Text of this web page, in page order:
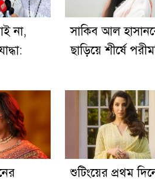
না,
সাকিব আল
ছাড়িয়ে শীর্ষে
শুটিংয়ের প্রথম